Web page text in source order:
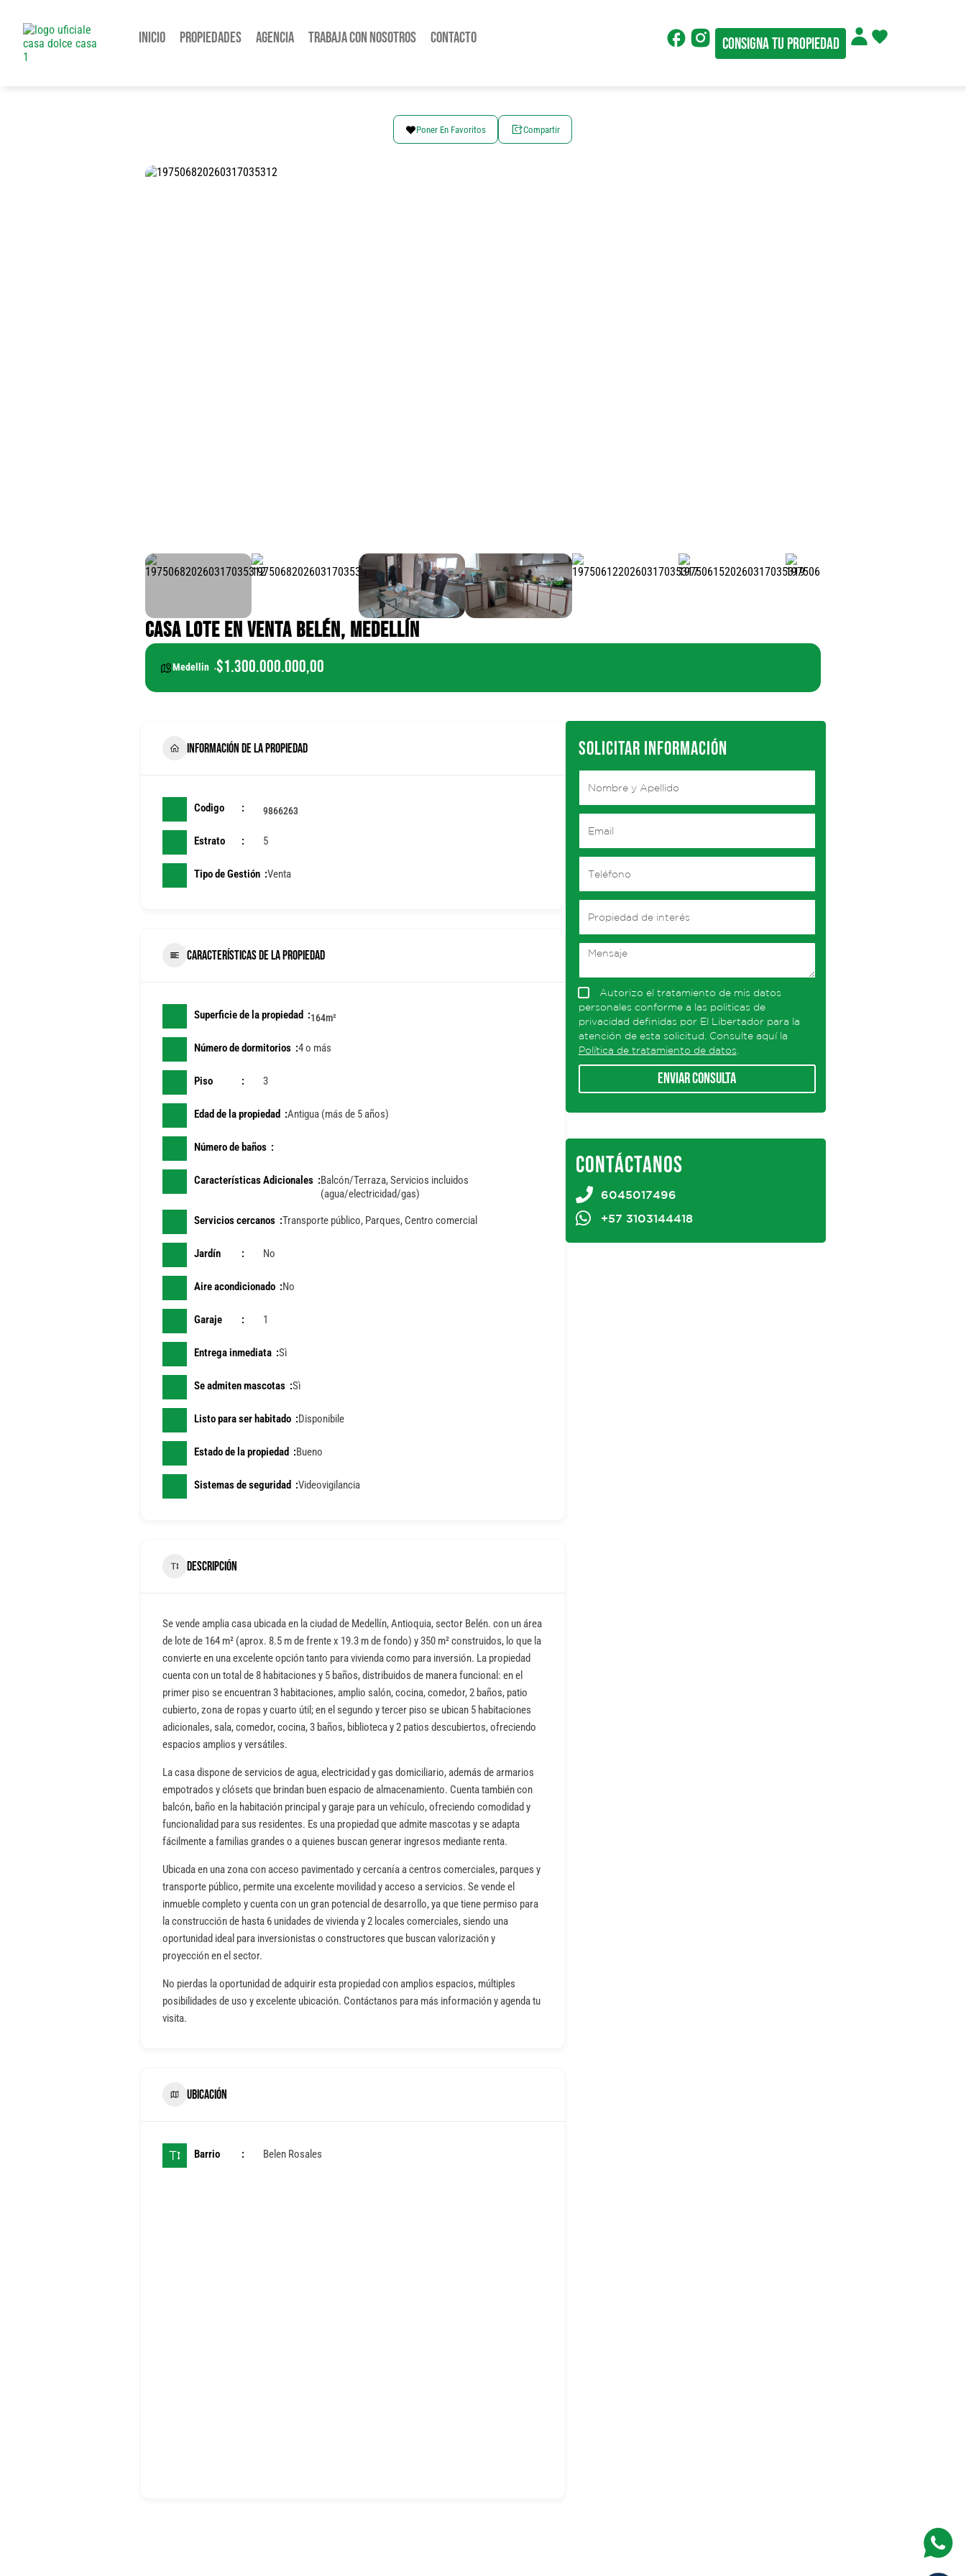
Inicio Propiedades Agencia Trabaja con nosotros Contacto Consigna tu propiedad
Poner En Favoritos Compartir
CASA LOTE EN VENTA BELÉN, MEDELLÍN
Medellin $1.300.000.000,00
INFORMACIÓN DE LA PROPIEDAD
Codigo 9866263
Estrato 5
Tipo de Gestión Venta
CARACTERÍSTICAS DE LA PROPIEDAD
Superficie de la propiedad 164m²
Número de dormitorios 4 o más
Piso 3
Edad de la propiedad Antigua (más de 5 años)
Número de baños
Características Adicionales
Balcón/Terraza, Servicios incluidos
(agua/electricidad/gas)
Servicios cercanos Transporte público, Parques, Centro comercial
Jardín No
Aire acondicionado No
Garaje 1
Entrega inmediata Sì
Se admiten mascotas Sì
Listo para ser habitado Disponibile
Estado de la propiedad Bueno
Sistemas de seguridad Videovigilancia
DESCRIPCIÓN
Se vende amplia casa ubicada en la ciudad de Medellín, Antioquia, sector Belén. con un área
de lote de 164 m² (aprox. 8.5 m de frente x 19.3 m de fondo) y 350 m² construidos, lo que la
convierte en una excelente opción tanto para vivienda como para inversión. La propiedad
cuenta con un total de 8 habitaciones y 5 baños, distribuidos de manera funcional: en el
primer piso se encuentran 3 habitaciones, amplio salón, cocina, comedor, 2 baños, patio
cubierto, zona de ropas y cuarto útil; en el segundo y tercer piso se ubican 5 habitaciones
adicionales, sala, comedor, cocina, 3 baños, biblioteca y 2 patios descubiertos, ofreciendo
espacios amplios y versátiles.
La casa dispone de servicios de agua, electricidad y gas domiciliario, además de armarios
empotrados y clósets que brindan buen espacio de almacenamiento. Cuenta también con
balcón, baño en la habitación principal y garaje para un vehículo, ofreciendo comodidad y
funcionalidad para sus residentes. Es una propiedad que admite mascotas y se adapta
fácilmente a familias grandes o a quienes buscan generar ingresos mediante renta.
Ubicada en una zona con acceso pavimentado y cercanía a centros comerciales, parques y
transporte público, permite una excelente movilidad y acceso a servicios. Se vende el
inmueble completo y cuenta con un gran potencial de desarrollo, ya que tiene permiso para
la construcción de hasta 6 unidades de vivienda y 2 locales comerciales, siendo una
oportunidad ideal para inversionistas o constructores que buscan valorización y
proyección en el sector.
No pierdas la oportunidad de adquirir esta propiedad con amplios espacios, múltiples
posibilidades de uso y excelente ubicación. Contáctanos para más información y agenda tu
visita.
UBICACIÓN
Barrio Belen Rosales
SOLICITAR INFORMACIÓN
Autorizo el tratamiento de mis datos
personales conforme a las politicas de
privacidad definidas por El Libertador para la
atención de esta solicitud. Consulte aquí la
Política de tratamiento de datos
Enviar consulta
CONTÁCTANOS
6045017496
+57 3103144418